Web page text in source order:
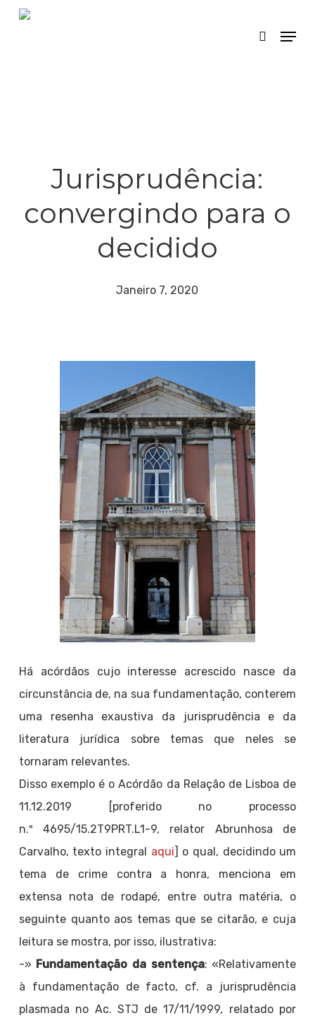
Skip
search
Menu
Jurisprudência:
convergindo para o
decidido
Janeiro 7, 2020
Há acórdãos cujo interesse acrescido nasce da
circunstância de, na sua fundamentação, conterem
uma resenha exaustiva da jurisprudência e da
literatura jurídica sobre temas que neles se
tornaram relevantes.
Disso exemplo é o Acórdão da Relação de Lisboa de
11.12.2019 [proferido no processo
n.º 4695/15.2T9PRT.L1-9, relator Abrunhosa de
Carvalho, texto integral aqui] o qual, decidindo um
tema de crime contra a honra, menciona em
extensa nota de rodapé, entre outra matéria, o
seguinte quanto aos temas que se citarão, e cuja
leitura se mostra, por isso, ilustrativa:
-» Fundamentação da sentença: «Relativamente
à fundamentação de facto, cf. a jurisprudência
plasmada no Ac. STJ de 17/11/1999, relatado por